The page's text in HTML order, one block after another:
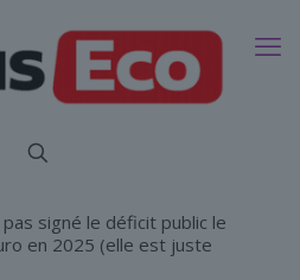
pas signé le déficit public le
en 2025 (elle est juste